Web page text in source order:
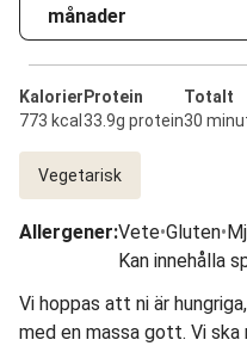
månader
Kalorier
773 kcal
Protein
33.9g protein
Totalt
30
Vegetarisk
Allergener:Vete•Gluten•
Kan innehålla
Vi hoppas att ni är
med en massa gott. Vi